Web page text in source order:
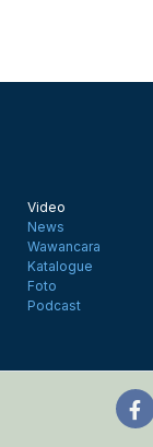
Video
News
Wawancara
Katalogue
Foto
Podcast